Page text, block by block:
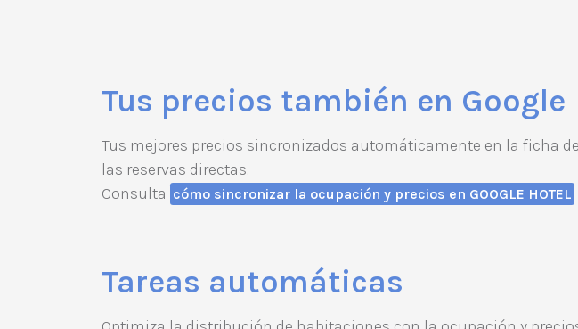
Tus precios también en Google
Tus mejores precios sincronizados automáticamente en la ficha
las reservas directas.
Consulta cómo sincronizar la ocupación y precios en GOOGLE HOTEL
Tareas automáticas